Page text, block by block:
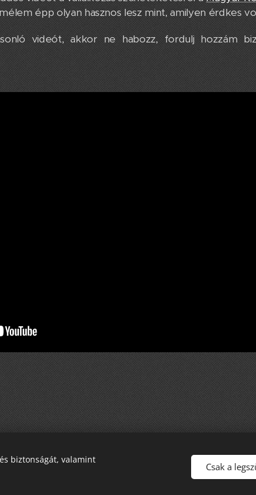
épp olyan hasznos lesz mint, amilyen érdkes
videót, akkor ne habozz, fordulj hozzám
biztonságát, valamint
Csak a